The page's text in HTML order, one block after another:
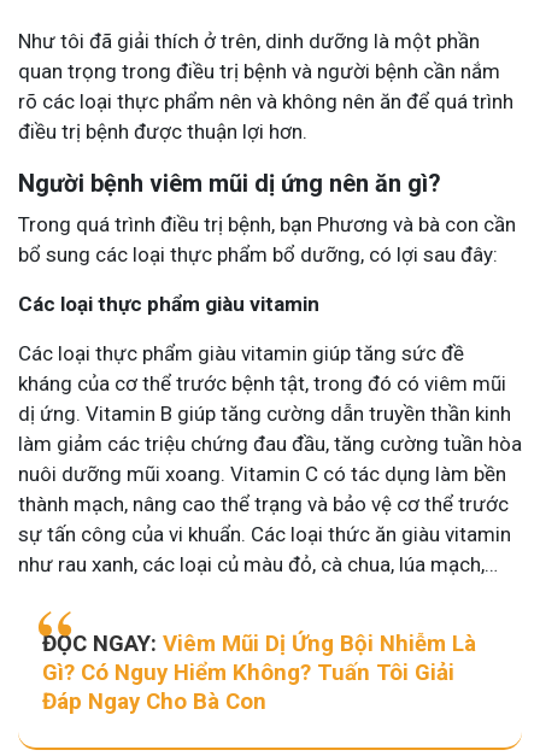
Như tôi đã giải thích ở trên, dinh dưỡng là một phần
quan trọng trong điều trị bệnh và người bệnh cần nắm
rõ các loại thực phẩm nên và không nên ăn để quá trình
điều trị bệnh được thuận lợi hơn.
Người bệnh viêm mũi dị ứng nên ăn gì?
Trong quá trình điều trị bệnh, bạn Phương và bà con cần
bổ sung các loại thực phẩm bổ dưỡng, có lợi sau đây:
Các loại thực phẩm giàu vitamin
Các loại thực phẩm giàu vitamin giúp tăng sức đề
kháng của cơ thể trước bệnh tật, trong đó có viêm mũi
dị ứng. Vitamin B giúp tăng cường dẫn truyền thần kinh
làm giảm các triệu chứng đau đầu, tăng cường tuần hòa
nuôi dưỡng mũi xoang. Vitamin C có tác dụng làm bền
thành mạch, nâng cao thể trạng và bảo vệ cơ thể trước
sự tấn công của vi khuẩn. Các loại thức ăn giàu vitamin
như rau xanh, các loại củ màu đỏ, cà chua, lúa mạch,…
ĐỌC NGAY: Viêm Mũi Dị Ứng Bội Nhiễm Là
Gì? Có Nguy Hiểm Không? Tuấn Tôi Giải
Đáp Ngay Cho Bà Con